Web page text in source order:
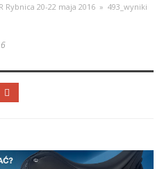
Rybnica 20-22 maja 2016 » 493_wyniki